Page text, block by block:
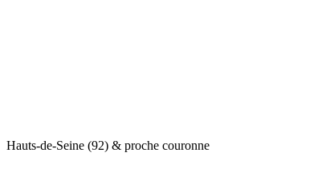
Hauts-de-Seine (92) & proche couronne